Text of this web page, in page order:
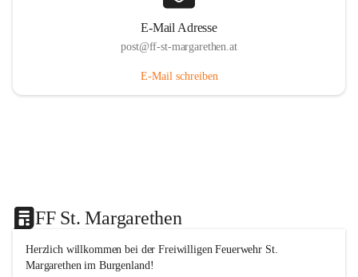
E-Mail Adresse
post@ff-st-margarethen.at
E-Mail schreiben
FF St. Margarethen
Herzlich willkommen bei der Freiwilligen Feuerwehr St.
Margarethen im Burgenland!